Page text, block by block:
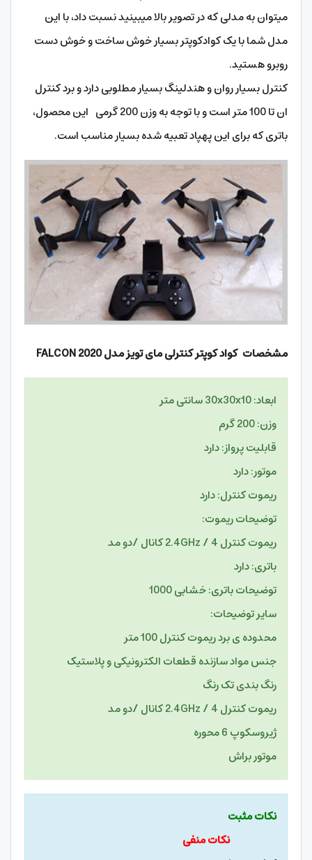
میتوان به مدلی که در تصویر بالا میبینید نسبت داد، با این
مدل شما با یک کوادکوپتر بسیار خوش ساخت و خوش دست
روبرو هستید.
کنترل بسیار روان و هندلینگ بسیار مطلوبی دارد و برد کنترل
ان تا 100 متر است و با توجه به وزن 200 گرمی این محصول،
باتری که برای این پهپاد تعبیه شده بسیار مناسب است.
مشخصات کواد کوپتر کنترلی مای تویز مدلFALCON 2020
ابعاد: 30x30x10 سانتی متر
وزن: 200 گرم
قابلیت پرواز: دارد
موتور: دارد
ریموت کنترل: دارد
توضیحات ریموت:
ریموت کنترل 2.4GHz / 4 کانال /دو مد
باتری: دارد
توضیحات باتری: خشابی 1000
سایر توضیحات:
محدوده ی برد ریموت کنترل 100 متر
جنس مواد سازنده قطعات الکترونیکی و پلاستیک
رنگ بندی تک رنگ
ریموت کنترل 2.4GHz / 4 کانال /دو مد
ژیروسکوپ 6 محوره
موتور براش
نکات مثبت
نکات منفی